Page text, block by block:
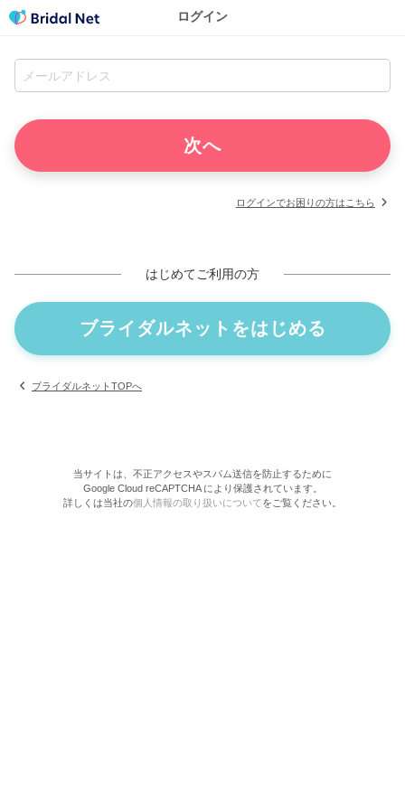
ログイン
ログインでお困りの方はこちら
はじめてご利用の方
ブライダルネットをはじめる
ブライダルネットTOPへ
当サイトは、不正アクセスやスパム送信を防止するために
Google Cloud reCAPTCHA により保護されています。
詳しくは当社の個人情報の取り扱いについてをご覧ください。